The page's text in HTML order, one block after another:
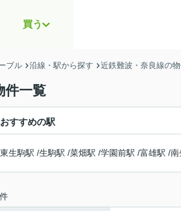
買う
ブル 沿線・駅から探す 近鉄難波・奈良線の
件一覧
おすすめの駅
東生駒駅 /生駒駅 /菜畑駅 /学園前駅 /富雄駅 /南
件